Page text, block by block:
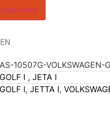
AS-10507G-VOLKSWAGEN-
GOLF I , JETA I
GOLF I, JETTA I,